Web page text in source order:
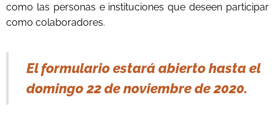
como las personas e instituciones que deseen participar
como colaboradores.
El formulario estará abierto hasta el
domingo 22 de noviembre de 2020.